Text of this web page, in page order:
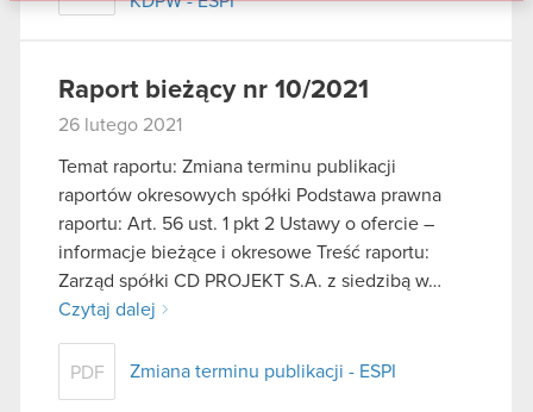
używanie plików cookie.
Raport bieżący nr 10/2021
26 lutego 2021
Temat raportu: Zmiana terminu publikacji
raportów okresowych spółki Podstawa prawna
raportu: Art. 56 ust. 1 pkt 2 Ustawy o ofercie –
informacje bieżące i okresowe Treść raportu:
Zarząd spółki CD PROJEKT S.A. z siedzibą w…
Czytaj dalej
PDF Zmiana terminu publikacji - ESPI